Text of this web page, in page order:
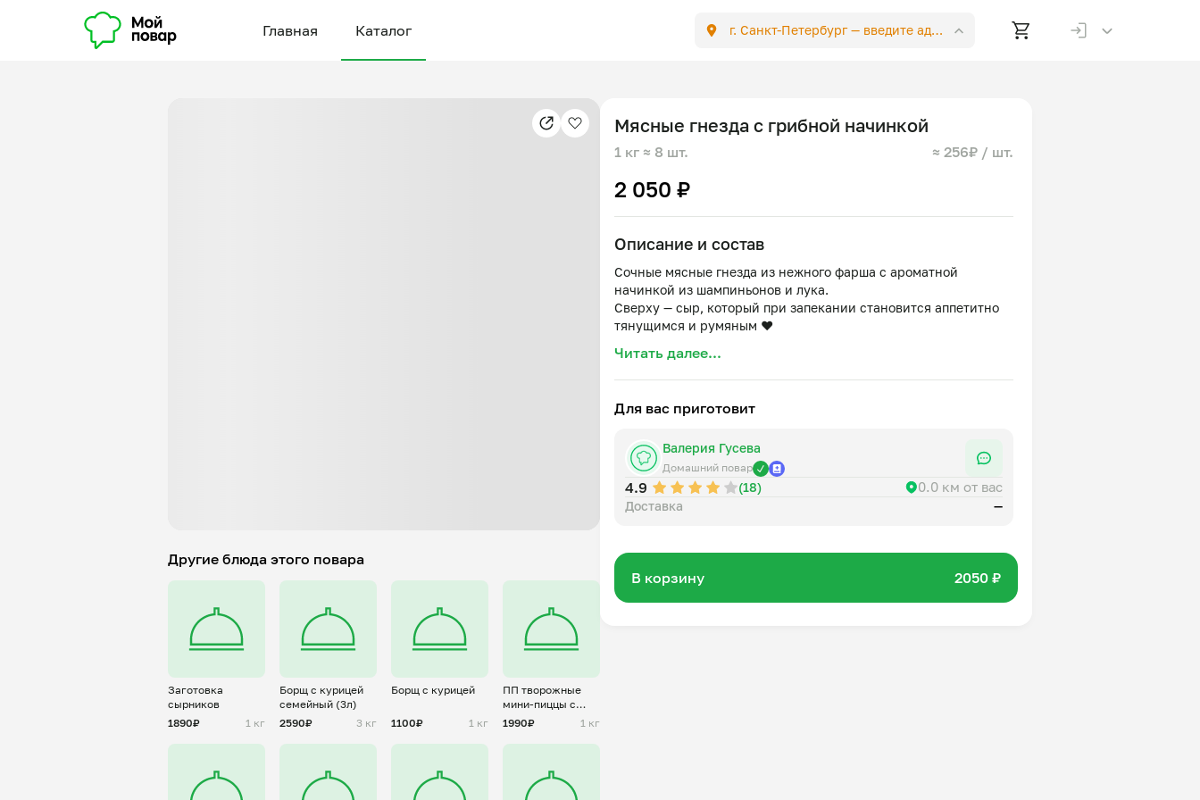
Главная Каталог г. Санкт-Петербург —введите адрес
Другие блюда этого повара
Заготовка
сырников
1890₽
1 кг
Борщ с курицей
семейный (3л)
2590₽
3 кг
Борщ с курицей
1100₽ 1 кг
ПП творожные
мини-пиццы с
огурцом и
1990₽ 1 кг
Мясные гнезда с грибной начинкой
1 кг ≈ 8 шт. ≈ 256₽ / шт.
2 050 ₽
Описание и состав
Сочные мясные гнезда из нежного фарша с ароматной
начинкой из шампиньонов и лука.
Сверху — сыр, который при запекании становится аппетитно
тянущимся и румяным ❤️
без долгой готовки.
Состав:
соль, перец, специи.
Способ приготовления:
Не размораживая, запекать в духовке при 180–190°С 30–40
минут до готовности.
Читать далее...
Для вас приготовит
Валерия Гусева
Домашний повар
4.9 (18) 0.0 км от вас
Доставка —
В корзину 2050 ₽